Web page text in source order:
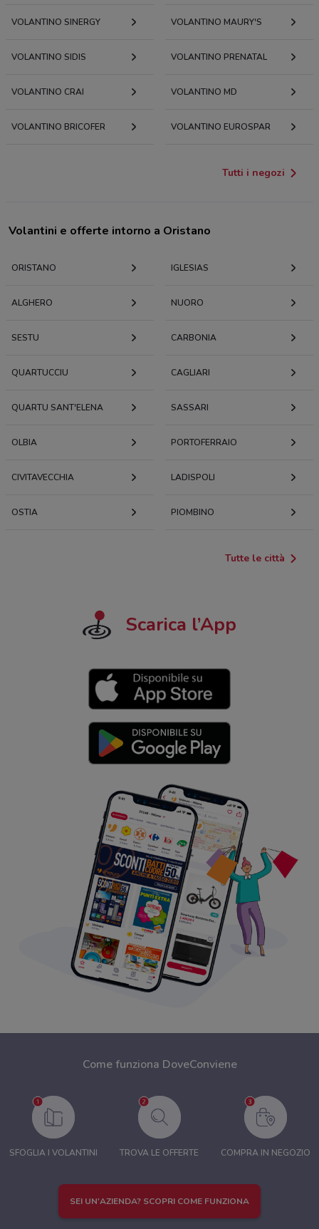
VOLANTINO SINERGY VOLANTINO MAURY'S
VOLANTINO SIDIS VOLANTINO PRENATAL
VOLANTINO CRAI VOLANTINO MD
VOLANTINO BRICOFER VOLANTINO EUROSPAR
Tutti i negozi
Volantini e offerte intorno a Oristano
ORISTANO IGLESIAS
ALGHERO NUORO
SESTU CARBONIA
QUARTUCCIU CAGLIARI
QUARTU SANT'ELENA SASSARI
OLBIA PORTOFERRAIO
CIVITAVECCHIA LADISPOLI
OSTIA PIOMBINO
Tutte le città
Scarica l’App
Come funziona DoveConviene
SFOGLIA I VOLANTINI TROVA LE OFFERTE COMPRA IN NEGOZIO
SEI UN'AZIENDA? SCOPRI COME FUNZIONA